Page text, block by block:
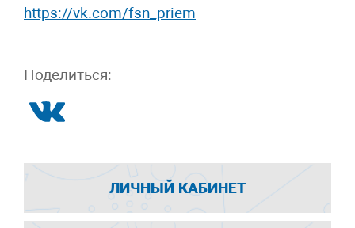
https://vk.com/fsn_priem
Поделиться:
ЛИЧНЫЙ КАБИНЕТ